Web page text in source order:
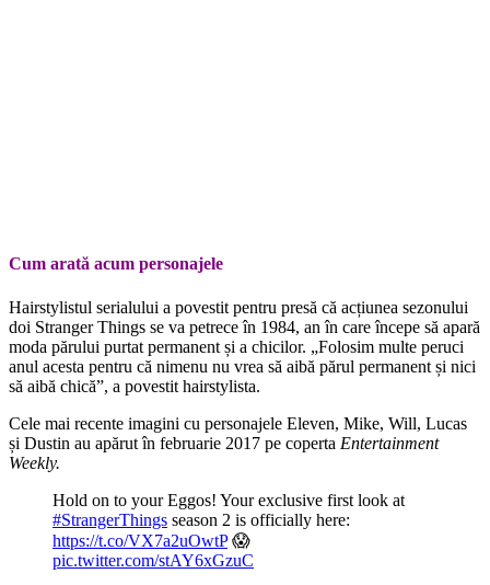
Cum arată acum personajele
Hairstylistul serialului a povestit pentru presă că acțiunea sezonului
doi Stranger Things se va petrece în 1984, an în care începe să apară
moda părului purtat permanent și a chicilor. „Folosim multe peruci
anul acesta pentru că nimenu nu vrea să aibă părul permanent și nici
să aibă chică”, a povestit hairstylista.
Cele mai recente imagini cu personajele Eleven, Mike, Will, Lucas
și Dustin au apărut în februarie 2017 pe coperta Entertainment
Weekly.
Hold on to your Eggos! Your exclusive first look at
#StrangerThings season 2 is officially here:
https://t.co/VX7a2uOwtP😱
pic.twitter.com/stAY6xGzuC